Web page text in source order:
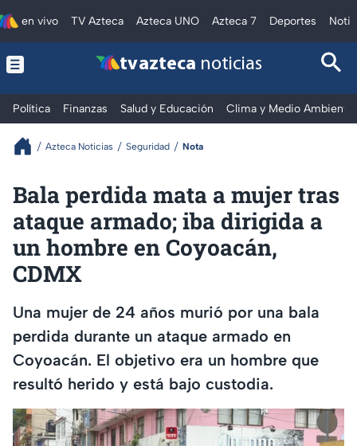
en vivo TV Azteca Azteca UNO Azteca 7 Deportes
tv azteca noticias
Política Finanzas Salud y Educación Clima y Medio Ambiente
Azteca Noticias Seguridad Nota
Bala perdida mata a mujer tras
ataque armado; iba dirigida a
un hombre en Coyoacán,
CDMX
Una mujer de 24 años murió por una bala
perdida durante un ataque armado en
Coyoacán. El objetivo era un hombre que
resultó herido y está bajo custodia.